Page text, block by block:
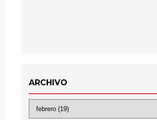
ARCHIVO